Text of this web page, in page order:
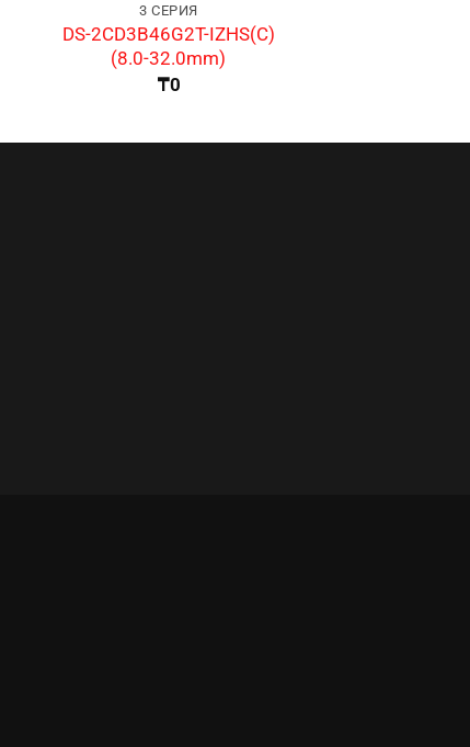
3 СЕРИЯ
DS-2CD3B46G2T-IZHS(C)
(8.0-32.0mm)
₸0